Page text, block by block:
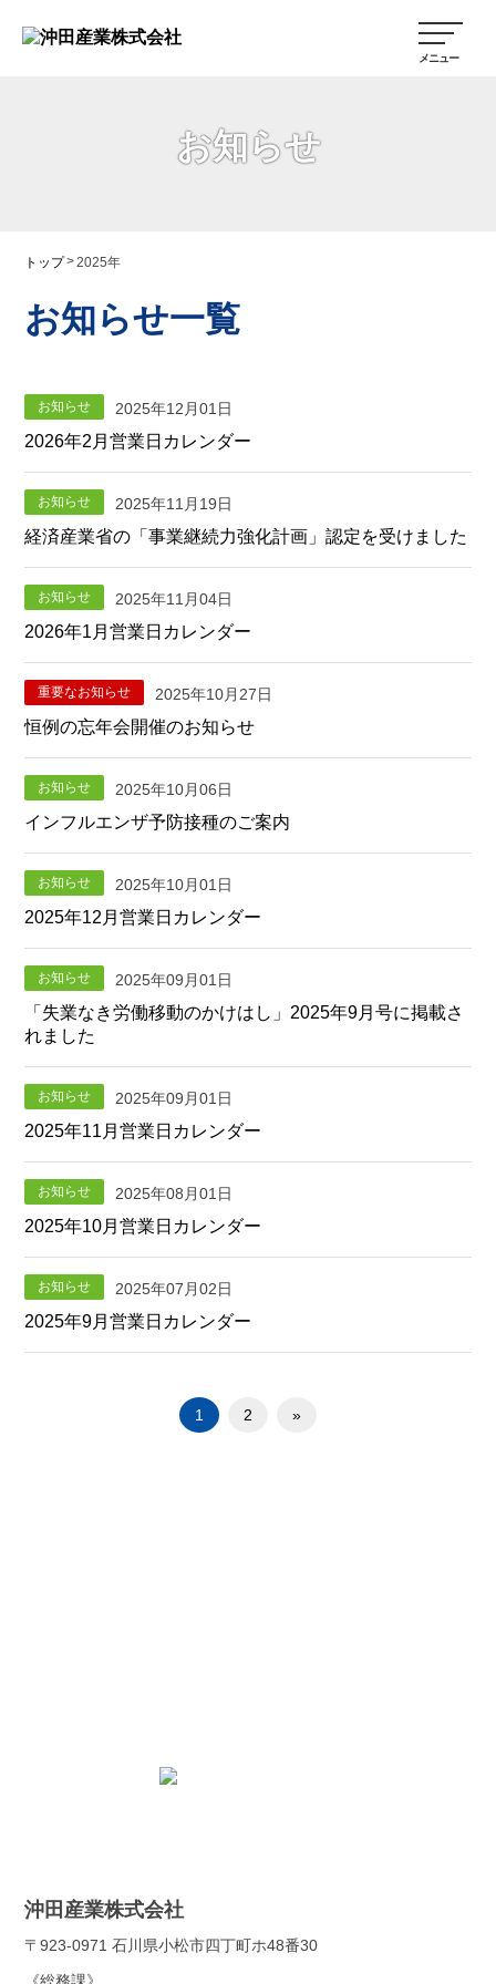
お知らせ
トップ>2025年
お知らせ一覧
2025年12月01日
お知らせ
2026年2月営業日カレンダー
2025年11月19日
お知らせ
経済産業省の「事業継続力強化計画」認定を受けました
2025年11月04日
お知らせ
2026年1月営業日カレンダー
2025年10月27日
重要なお知らせ
恒例の忘年会開催のお知らせ
2025年10月06日
お知らせ
インフルエンザ予防接種のご案内
2025年10月01日
お知らせ
2025年12月営業日カレンダー
2025年09月01日
お知らせ
「失業なき労働移動のかけはし」2025年9月号に掲載さ
れました
2025年09月01日
お知らせ
2025年11月営業日カレンダー
2025年08月01日
お知らせ
2025年10月営業日カレンダー
2025年07月02日
お知らせ
2025年9月営業日カレンダー
1 2 »
沖田産業株式会社
〒923-0971 石川県小松市四丁町ホ48番30